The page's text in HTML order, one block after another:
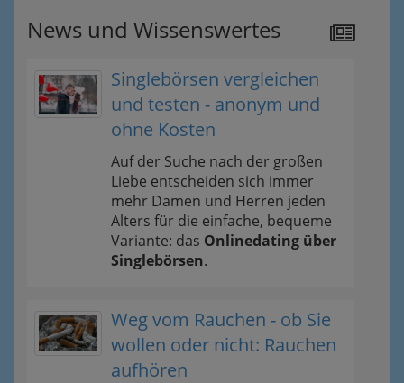
News und Wissenswertes
Singlebörsen vergleichen
und testen - anonym und
ohne Kosten
Auf der Suche nach der großen
Liebe entscheiden sich immer
mehr Damen und Herren jeden
Alters für die einfache, bequeme
Variante: das Onlinedating über
Singlebörsen.
Weg vom Rauchen - ob Sie
wollen oder nicht: Rauchen
aufhören